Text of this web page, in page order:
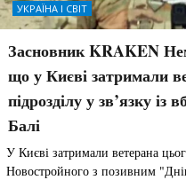
УКРАЇНА І СВІТ
Засновник KRAKEN
що у Києві затримали
підрозділу у зв’язку із
Балі
У Києві затримали ветерана
Новостройного з позивним